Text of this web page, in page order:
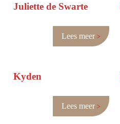
Juliette de Swarte
Lees meer
Kyden
Lees meer